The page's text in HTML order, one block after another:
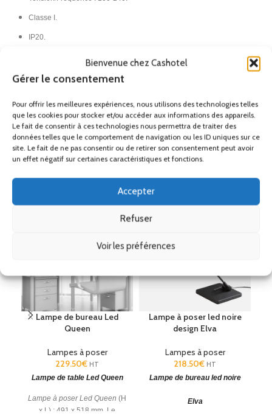
Bienvenue chez Cashotel
Gérer le consentement
Pour offrir les meilleures expériences, nous utilisons des technologies telles
que les cookies pour stocker et/ou accéder aux informations des appareils.
Le fait de consentir à ces technologies nous permettra de traiter des
données telles que le comportement de navigation ou les ID uniques sur ce
site. Le fait de ne pas consentir ou de retirer son consentement peut avoir
un effet négatif sur certaines caractéristiques et fonctions.
Accepter
Refuser
Voir les préférences
Classe I.
IP20.​
France Métropolitaine (Hors
Corse)
Remise
Ses accessoires
Produits similaires
Lampe de bureau Led
Queen
Lampes à poser
229.50€ HT
Lampe de table Led Queen
Lampe à poser Led Queen (H
x L) : 491 x 518 mm. Le
Lampe à poser led noire
design Elva
Lampes à poser
218.50€ HT
Lampe de bureau led noire
Elva